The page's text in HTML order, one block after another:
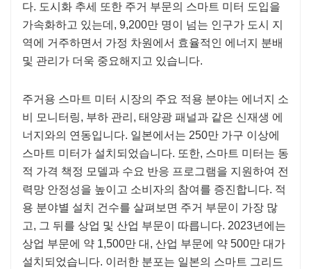
다. 도시화 추세 또한 주거 부문의 스마트 미터 도입을
가속화하고 있는데, 9,200만 명이 넘는 인구가 도시 지
역에 거주하면서 가정 차원에서 효율적인 에너지 분배
및 관리가 더욱 중요해지고 있습니다.
주거용 스마트 미터 시장의 주요 적용 분야는 에너지 소
비 모니터링, 부하 관리, 태양광 패널과 같은 신재생 에
너지와의 연동입니다. 일본에서는 250만 가구 이상에
스마트 미터가 설치되었습니다. 또한, 스마트 미터는 동
적 가격 책정 모델과 수요 반응 프로그램을 지원하여 전
력망 안정성을 높이고 소비자의 참여를 증진합니다. 적
용 분야별 설치 건수를 살펴보면 주거 부문이 가장 많
고, 그 뒤를 상업 및 산업 부문이 따릅니다. 2023년에는
상업 부문에 약 1,500만 대, 산업 부문에 약 500만 대가
설치되었습니다. 이러한 분포는 일본의 스마트 그리드